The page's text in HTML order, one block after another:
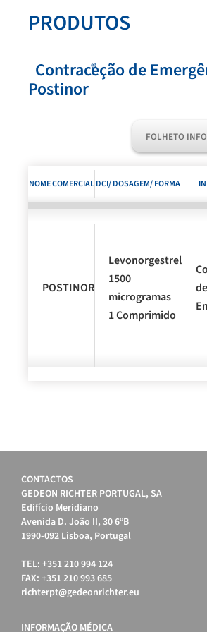
PRODUTOS
Contraceção de
Postinor
®
FOLHETO
NOME COMERCIAL DCI/ DOSAGEM/ FORMA
APRESENTAÇÃO
POSTINOR
Levonorgestrel
1500
microgramas
1 Comprimido
de
CONTACTOS
GEDEON RICHTER PORTUGAL, SA
Edifício Meridiano
Avenida D. João II, 30 6ºB
1990-092 Lisboa, Portugal
TEL: +351 210 994 124
FAX: +351 210 993 685
richterpt@gedeonrichter.eu
INFORMAÇÃO MÉDICA